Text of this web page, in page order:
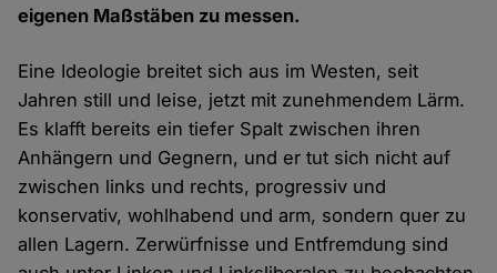
eigenen Maßstäben zu messen.
Eine Ideologie breitet sich aus im Westen, seit
Jahren still und leise, jetzt mit zunehmendem Lärm.
Es klafft bereits ein tiefer Spalt zwischen ihren
Anhängern und Gegnern, und er tut sich nicht auf
zwischen links und rechts, progressiv und
konservativ, wohlhabend und arm, sondern quer zu
allen Lagern. Zerwürfnisse und Entfremdung sind